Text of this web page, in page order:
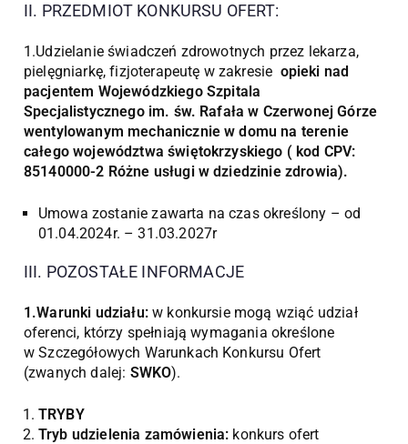
II. PRZEDMIOT KONKURSU OFERT:
1.Udzielanie świadczeń zdrowotnych przez lekarza,
pielęgniarkę, fizjoterapeutę w zakresie opieki nad
pacjentem Wojewódzkiego Szpitala
Specjalistycznego im. św. Rafała w Czerwonej Górze
wentylowanym mechanicznie w domu na terenie
całego województwa świętokrzyskiego ( kod CPV:
85140000-2 Różne usługi w dziedzinie zdrowia).
Umowa zostanie zawarta na czas określony – od
01.04.2024r. – 31.03.2027r
III. POZOSTAŁE INFORMACJE
1.Warunki udziału:w konkursie mogą wziąć udział
oferenci, którzy spełniają wymagania określone
w Szczegółowych Warunkach Konkursu Ofert
(zwanych dalej: SWKO).
TRYBY
Tryb udzielenia zamówienia: konkurs ofert